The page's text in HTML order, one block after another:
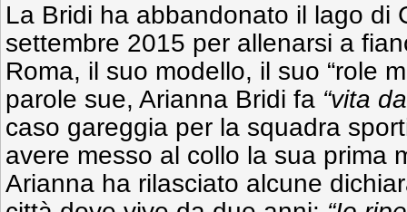
La Bridi ha abbandonato il lago di
settembre 2015 per allenarsi a
Roma, il suo modello, il suo “role
parole sue, Arianna Bridi fa “vita
caso gareggia per la squadra
avere messo al collo la sua prima
Arianna ha rilasciato alcune